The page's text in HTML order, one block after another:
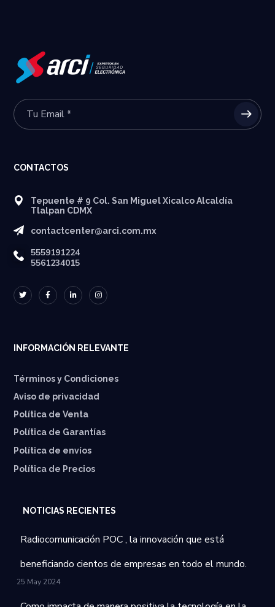
CONTACTOS
Tepuente # 9 Col. San Miguel Xicalco Alcaldía
Tlalpan CDMX
contactcenter@arci.com.mx
5559191224
5561234015
INFORMACIÓN RELEVANTE
Términos y Condiciones
Aviso de privacidad
Política de Venta
Política de Garantías
⁠Política de envíos
Política de Precios
NOTICIAS RECIENTES
Radiocomunicación POC , la innovación que está
beneficiando cientos de empresas en todo el mundo.
25 May 2024